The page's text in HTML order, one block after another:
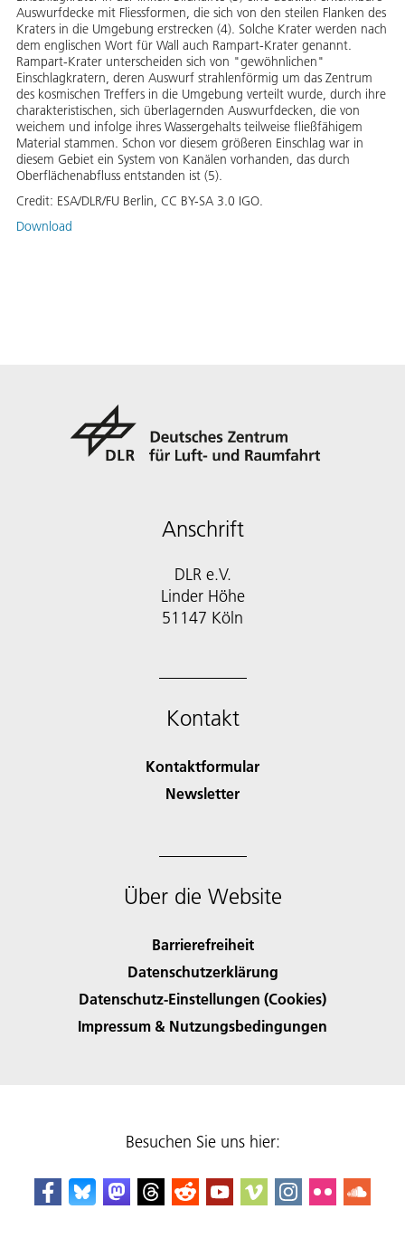
Auswurfdecke mit Fliessformen, die sich von den steilen Flanken des
Kraters in die Umgebung erstrecken (4). Solche Krater werden nach
dem englischen Wort für Wall auch Rampart-Krater genannt.
Rampart-Krater unterscheiden sich von "gewöhnlichen"
Einschlagkratern, deren Auswurf strahlenförmig um das Zentrum
des kosmischen Treffers in die Umgebung verteilt wurde, durch ihre
charakteristischen, sich überlagernden Auswurfdecken, die von
weichem und infolge ihres Wassergehalts teilweise fließfähigem
Material stammen. Schon vor diesem größeren Einschlag war in
diesem Gebiet ein System von Kanälen vorhanden, das durch
Oberflächenabfluss entstanden ist (5).
Credit: ESA/DLR/FU Berlin, CC BY-SA 3.0 IGO.
Download
Anschrift
DLR e.V.
Linder Höhe
51147 Köln
Kontakt
Kontaktformular
Newsletter
Über die Website
Barrierefreiheit
Datenschutzerklärung
Datenschutz-Einstellungen (Cookies)
Impressum & Nutzungsbedingungen
Besuchen Sie uns hier: